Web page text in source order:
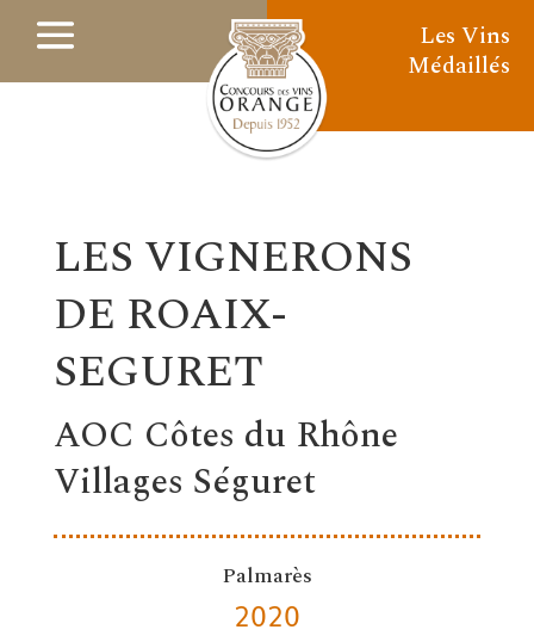
Les Vins
Médaillés
LES VIGNERONS
DE ROAIX-
SEGURET
AOC Côtes du Rhône
Villages Séguret
Palmarès
2020